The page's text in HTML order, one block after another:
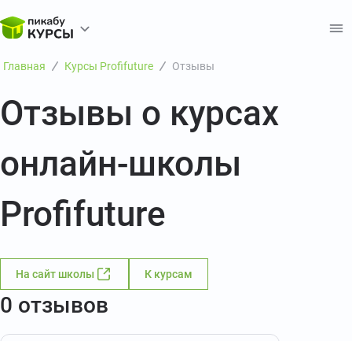
Главная Курсы Profifuture Отзывы
Отзывы о курсах
онлайн-школы
Profifuture
На сайт школы К курсам
0 отзывов